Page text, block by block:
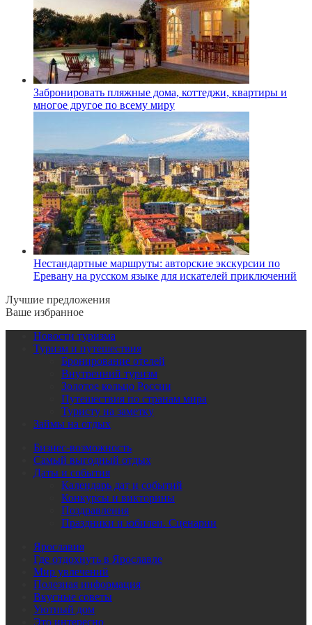
Забронировать пляжные дома, коттеджи, квартиры и
многое другое по всему миру
Нестандартные маршруты: авторские экскурсии по
Еревану на русском языке для искателей приключений
Лучшие предложения
Ваше избранное
Новости туризма
Туризм и путешествия
Бронирование отелей
Внутренний туризм
Золотое кольцо России
Путешествия по странам мира
Туристу на заметку
Займы на отдых
Бизнес-возможность
Самый выгодный отдых
Даты и события
Календарь дат и событий
Конкурсы и викторины
Поздравления
Праздники и юбилеи. Сценарии
Ярославия
Где отдохнуть в Ярославле
Мир увлечений
Полезная информация
Вкусные советы
Уютный дом
Это интересно